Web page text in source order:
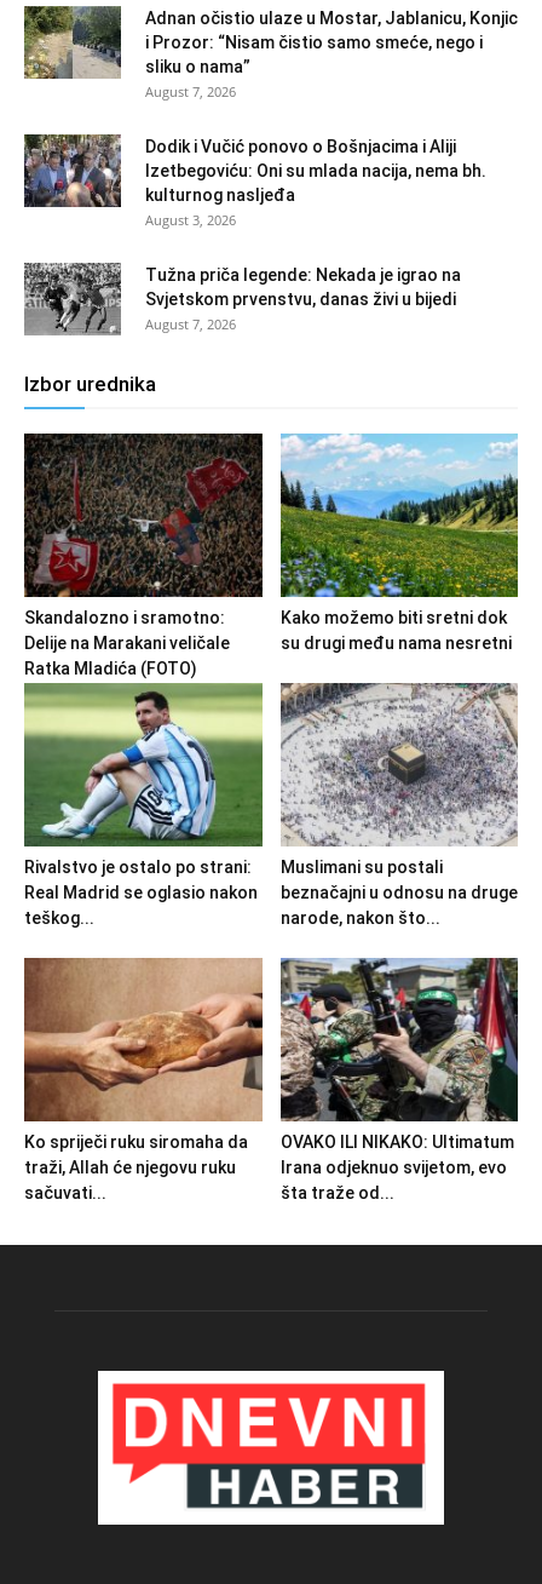
Adnan očistio ulaze u Mostar, Jablanicu, Konjic
i Prozor: “Nisam čistio samo smeće, nego i
sliku o nama”
August 7, 2026
Dodik i Vučić ponovo o Bošnjacima i Aliji
Izetbegoviću: Oni su mlada nacija, nema bh.
kulturnog nasljeđa
August 3, 2026
Tužna priča legende: Nekada je igrao na
Svjetskom prvenstvu, danas živi u bijedi
August 7, 2026
Izbor urednika
Skandalozno i sramotno:
Delije na Marakani veličale
Ratka Mladića (FOTO)
Kako možemo biti sretni dok
su drugi među nama nesretni
Rivalstvo je ostalo po strani:
Real Madrid se oglasio nakon
teškog...
Muslimani su postali
beznačajni u odnosu na druge
narode, nakon što...
Ko spriječi ruku siromaha da
traži, Allah će njegovu ruku
sačuvati...
OVAKO ILI NIKAKO: Ultimatum
Irana odjeknuo svijetom, evo
šta traže od...